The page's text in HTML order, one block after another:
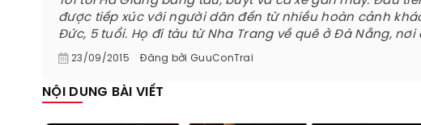
được tiếp xúc với người dân đến từ nhiều hoàn cảnh
Đức, 5 tuổi. Họ đi tàu từ Nha Trang về quê ở Đà Nẵng,
23/09/2015 Đăng bởi GuuConTrai
NỘI DUNG BÀI VIẾT